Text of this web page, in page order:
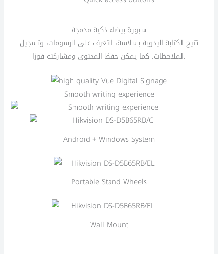
سبورة بيضاء ذكية مدمجة
تتيح الكتابة اليدوية بسلاسة، التعرف على الرسومات، وتسجيل
الملاحظات. كما يمكن حفظ المحتوى ومشاركته فورًا.
Smooth writing experience
Android + Windows System
Portable Stand Wheels
Wall Mount